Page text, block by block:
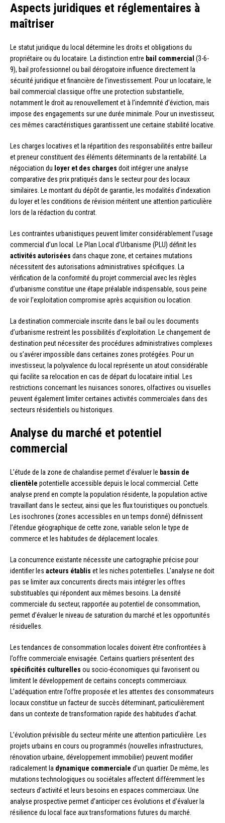
Aspects juridiques et réglementaires à
maîtriser
Le statut juridique du local détermine les droits et obligations du
propriétaire ou du locataire. La distinction entre bail commercial (3-6-
9), bail professionnel ou bail dérogatoire influence directement la
sécurité juridique et financière de l’investissement. Pour un locataire, le
bail commercial classique offre une protection substantielle,
notamment le droit au renouvellement et à l’indemnité d’éviction, mais
impose des engagements sur une durée minimale. Pour un investisseur,
ces mêmes caractéristiques garantissent une certaine stabilité locative.
Les charges locatives et la répartition des responsabilités entre bailleur
et preneur constituent des éléments déterminants de la rentabilité. La
négociation du loyer et des charges doit intégrer une analyse
comparative des prix pratiqués dans le secteur pour des locaux
similaires. Le montant du dépôt de garantie, les modalités d’indexation
du loyer et les conditions de révision méritent une attention particulière
lors de la rédaction du contrat.
Les contraintes urbanistiques peuvent limiter considérablement l’usage
commercial d’un local. Le Plan Local d’Urbanisme (PLU) définit les
activités autorisées dans chaque zone, et certaines mutations
nécessitent des autorisations administratives spécifiques. La
vérification de la conformité du projet commercial avec les règles
d’urbanisme constitue une étape préalable indispensable, sous peine
de voir l’exploitation compromise après acquisition ou location.
La destination commerciale inscrite dans le bail ou les documents
d’urbanisme restreint les possibilités d’exploitation. Le changement de
destination peut nécessiter des procédures administratives complexes
ou s’avérer impossible dans certaines zones protégées. Pour un
investisseur, la polyvalence du local représente un atout considérable
qui facilite sa relocation en cas de départ du locataire initial. Les
restrictions concernant les nuisances sonores, olfactives ou visuelles
peuvent également limiter certaines activités commerciales dans des
secteurs résidentiels ou historiques.
Analyse du marché et potentiel
commercial
L’étude de la zone de chalandise permet d’évaluer le bassin de
clientèle potentielle accessible depuis le local commercial. Cette
analyse prend en compte la population résidente, la population active
travaillant dans le secteur, ainsi que les flux touristiques ou ponctuels.
Les isochrones (zones accessibles en un temps donné) définissent
l’étendue géographique de cette zone, variable selon le type de
commerce et les habitudes de déplacement locales.
La concurrence existante nécessite une cartographie précise pour
identifier les acteurs établis et les niches potentielles. L’analyse ne doit
pas se limiter aux concurrents directs mais intégrer les offres
substituables qui répondent aux mêmes besoins. La densité
commerciale du secteur, rapportée au potentiel de consommation,
permet d’évaluer le niveau de saturation du marché et les opportunités
résiduelles.
Les tendances de consommation locales doivent être confrontées à
l’offre commerciale envisagée. Certains quartiers présentent des
spécificités culturelles ou socio-économiques qui favorisent ou
limitent le développement de certains concepts commerciaux.
L’adéquation entre l’offre proposée et les attentes des consommateurs
locaux constitue un facteur de succès déterminant, particulièrement
dans un contexte de transformation rapide des habitudes d’achat.
L’évolution prévisible du secteur mérite une attention particulière. Les
projets urbains en cours ou programmés (nouvelles infrastructures,
rénovation urbaine, développement immobilier) peuvent modifier
radicalement la dynamique commerciale d’un quartier. De même, les
mutations technologiques ou sociétales affectent différemment les
secteurs d’activité et leurs besoins en espaces commerciaux. Une
analyse prospective permet d’anticiper ces évolutions et d’évaluer la
résilience du local face aux transformations futures du marché.